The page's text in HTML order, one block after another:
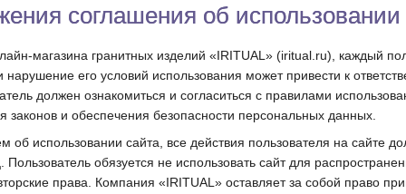
соглашения об использовании
магазина гранитных изделий «IRITUAL» (iritual.ru), каждый
его условий использования может привести к
должен ознакомиться и согласиться с правилами
и обеспечения безопасности персональных данных.
об использовании сайта, все действия пользователя на сайте
Пользователь обязуется не использовать сайт для
права. Компания «IRITUAL» оставляет за собой право